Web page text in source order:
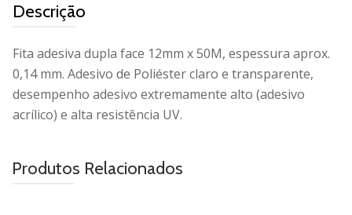
Descrição
Fita adesiva dupla face 12mm x 50M, espessura aprox.
0,14 mm. Adesivo de Poliéster claro e transparente,
desempenho adesivo extremamente alto (adesivo
acrílico) e alta resistência UV.
Produtos Relacionados